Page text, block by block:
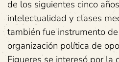
de los siguientes cinco
intelectualidad y clases
también fue instrumento
organización política de